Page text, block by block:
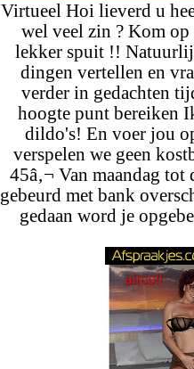
Virtueel Hoi lieverd u
wel veel zin ? Kom
lekker spuit !!
dingen vertellen en
verder in gedachten
hoogte punt bereiken
dildo's! En voer jou
verspelen we geen
45â‚¬ Van maandag
gebeurd met bank
gedaan word je